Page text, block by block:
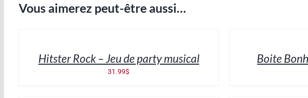
Vous aimerez peut-être aussi…
DÉTAILSHitster Rock – Jeu de party musical
31.99$
Boite